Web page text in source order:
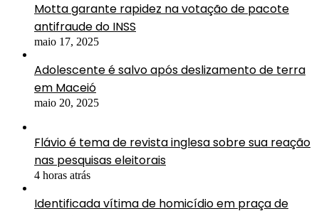
Motta garante rapidez na votação de pacote
antifraude do INSS
maio 17, 2025
Adolescente é salvo após deslizamento de terra
em Maceió
maio 20, 2025
Flávio é tema de revista inglesa sobre sua reação
nas pesquisas eleitorais
4 horas atrás
Identificada vítima de homicídio em praça de